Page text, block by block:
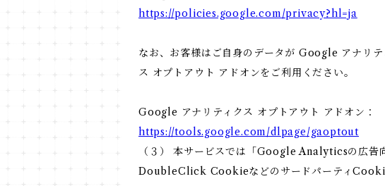
https://policies.google.com/privacy?hl=ja
なお、お客様はご自身のデータが Google アナリ
ス オプトアウト アドオンをご利用ください。
Google アナリティクス オプトアウト アドオン：
https://tools.google.com/dlpage/gaoptout
（３） 本サービスでは「Google Analyticsの広告
DoubleClick CookieなどのサードパーティCookie